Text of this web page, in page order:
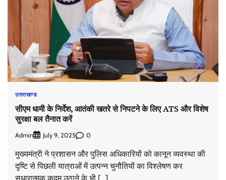
उत्तराखण्ड
सीएम धामी के निर्देश, आतंकी खतरे से निपटने के लिए ATS और विशेष
सुरक्षा बल तैनात करें
Admin July 9, 2025 0
मुख्यमंत्री ने प्रशासन और पुलिस अधिकारियों को कानून व्यवस्था की
दृष्टि से पिछली यात्राओं में उत्पन्न चुनौतियों का विश्लेषण कर